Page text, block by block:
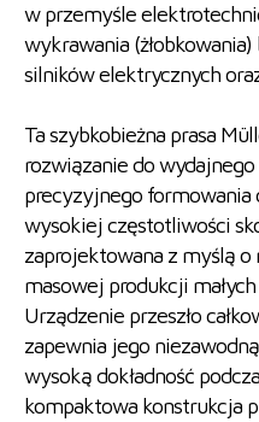
w przemyśle
wykrawania
silników elektrycznych
Ta szybkobieżna prasa
rozwiązanie do
precyzyjnego formowania
wysokiej częstotliwości
zaprojektowana z myślą
masowej produkcji
Urządzenie przeszło
zapewnia jego
wysoką dokładność
kompaktowa konstrukcja